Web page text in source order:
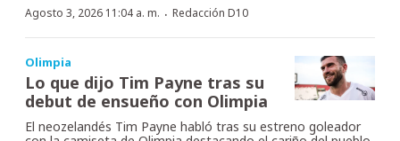
Agosto 3, 2026 11:04 a. m. · Redacción D10
Olimpia
Lo que dijo Tim Payne tras su
debut de ensueño con Olimpia
El neozelandés Tim Payne habló tras su estreno goleador